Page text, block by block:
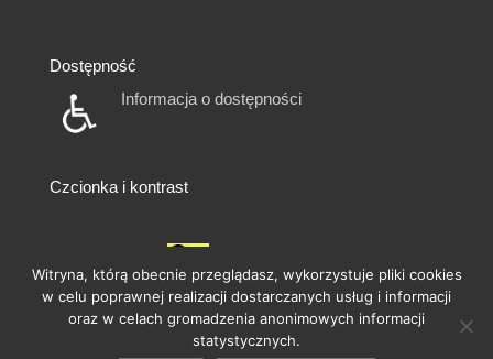
Dostępność
Informacja o dostępności
Czcionka i kontrast
Witryna, którą obecnie przeglądasz, wykorzystuje pliki cookies
w celu poprawnej realizacji dostarczanych usług i informacji
oraz w celach gromadzenia anonimowych informacji
statystycznych.